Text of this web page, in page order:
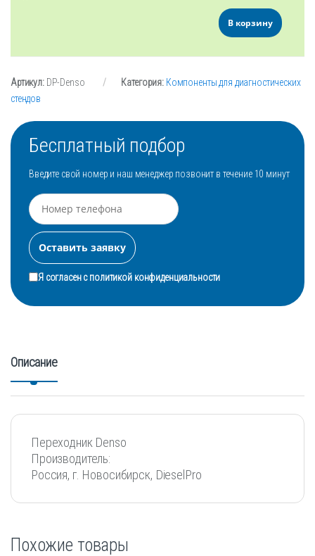
В корзину
Артикул: DP-Denso Категория: Компоненты для диагностических
стендов
Бесплатный подбор
Введите свой номер и наш менеджер позвонит в течение 10 минут
Я согласен сполитикой конфиденциальности
Описание
Переходник Denso
Производитель:
Россия, г. Новосибирск, DieselPro
Похожие товары